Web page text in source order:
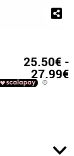
25.50€ -
27.99€